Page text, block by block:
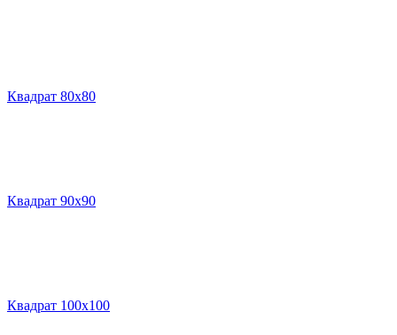
Квадрат 80х80
Квадрат 90х90
Квадрат 100х100